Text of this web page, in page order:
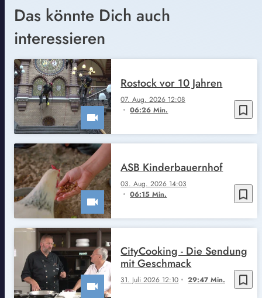
Das könnte Dich auch
interessieren
bookmark_border
07. Aug. 2026 12:08
06:26 Min.
Rostock vor 10 Jahren
bookmark_border
03. Aug. 2026 14:03
06:15 Min.
ASB Kinderbauernhof
bookmark_border
31. Juli 2026 12:10 29:47 Min.
CityCooking - Die Sendung
mit Geschmack